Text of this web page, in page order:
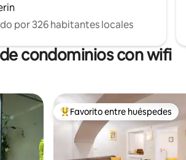
por 326 habitantes locales
condominios con wifi
De los mejores en Favorito
Favorito entre huéspedes